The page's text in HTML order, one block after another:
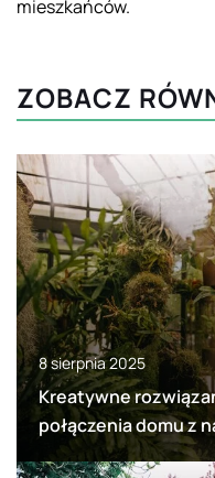
mieszkańców.
ZOBACZ
8 sierpnia 2025
Kreatywne
połączenia domu z